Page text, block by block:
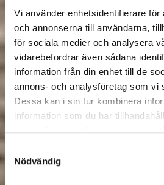
Vi använder enhetsidentifierare för
och annonserna till användarna,
för sociala medier och analysera
vidarebefordrar även sådana
information från din enhet till de
annons- och analysföretag som vi
Dessa kan i sin tur kombinera
information som du har
samlat in när du har använt deras
Nödvändig